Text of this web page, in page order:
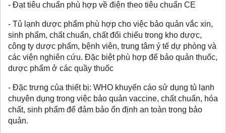
- Đạt tiêu chuẩn phù hợp về điện theo tiêu chuẩn CE
- Tủ lạnh dược phẩm phù hợp cho việc bảo quản vắc xin,
sinh phẩm, chất chuẩn, chất đối chiếu trong kho dược,
công ty dược phẩm, bệnh viên, trung tâm ý tế dự phòng và
các viện nghiên cứu. Đặc biệt phù hợp để bảo quản thuốc,
dược phẩm ở các quầy thuốc
- Đặc trưng của thiết bị: WHO khuyến cáo sử dụng tủ lạnh
chuyên dụng trong việc bảo quản vaccine, chất chuẩn, hóa
chất, sinh phẩm để đảm bảo ổn định an toàn trong bảo
quản.